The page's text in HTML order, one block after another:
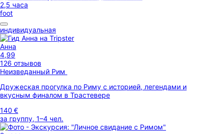
2,5 часа
foot
индивидуальная
Анна
4,99
126 отзывов
Неизведанный Рим
Дружеская прогулка по Риму с историей, легендами и
вкусным финалом в Трастевере
140 €
за группу, 1–4 чел.